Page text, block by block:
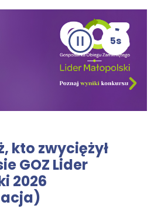
kto zwyciężył
GOZ Lider
2026
5s